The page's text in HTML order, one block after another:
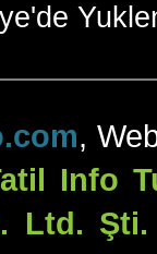
,
Info
Ltd. Şti.